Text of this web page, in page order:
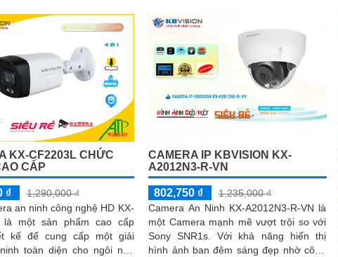
và led trợ sáng ban đêm,
sát bảo vệ an ninh ban đêm
KX-CF2203L CHỨC
CẤP
₫
1,290,000 ₫
an ninh công nghệ HD KX-
là một sản phẩm cao cấp
kế để cung cấp một giải
toàn diện cho ngôi nhà
CAMERA IP KBVISION KX-
A2012N3-R-VN
802,750 ₫
1,235,000 ₫
Camera An Ninh KX-A2012N3-R-VN là
một Camera mạnh mẽ vượt trội so với
Sony SNR1s. Với khả năng hiển thị
hình ảnh ban đêm sáng đẹp nhờ công